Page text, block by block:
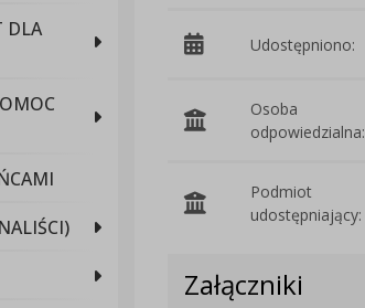
DLA
Udostępniono:
Osoba
odpowiedzialna:
Podmiot
udostępniający:
Załączniki